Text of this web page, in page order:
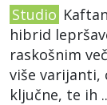
Studio
hibrid
raskošnim
više varijanti,
ključne, te ih